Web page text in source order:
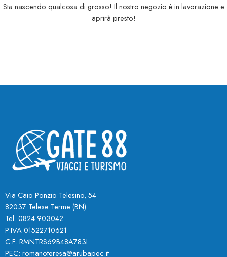
Sta nascendo qualcosa di grosso! Il nostro negozio è in lavorazione e
aprirà presto!
Via Caio Ponzio Telesino, 54
82037 Telese Terme (BN)
Tel. 0824 903042
P.IVA 01522710621
C.F. RMNTRS69B48A783I
PEC: romanoteresa@arubapec.it